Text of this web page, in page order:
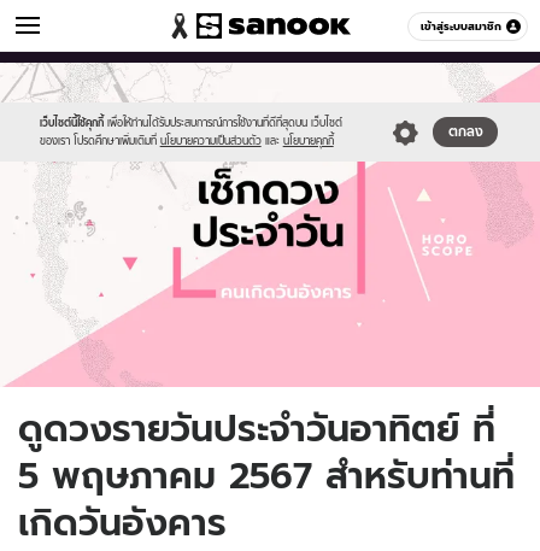
เข้าสู่ระบบสมาชิก
ดูดวง หมวดอื่นๆ
เว็บไซต์นี้ใช้คุกกี้ เพื่อให้ท่านได้รับประสบการณ์การใช้งานที่ดีที่สุดบน เว็บไซต์
ของเรา โปรดศึกษาเพิ่มเติมที่ นโยบายความเป็นส่วนตัว และ นโยบายคุกกี้
ตกลง
Sanook
//s.isanook.com/sr/0/images/logo-
new-
sanook.png
600
60
//s.isanook.com/ho/0/ud/fxd/day/daily-
horoscope-
tuesday.jpg
ดูดวงรายวันประจำวันอาทิตย์ ที่
5 พฤษภาคม 2567 สำหรับท่านที่
เกิดวันอังคาร